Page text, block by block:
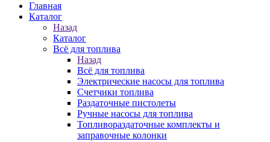
Главная
Каталог
Назад
Каталог
Всё для топлива
Назад
Всё для топлива
Электрические насосы для топлива
Счетчики топлива
Раздаточные пистолеты
Ручные насосы для топлива
Топливораздаточные комплекты и
заправочные колонки